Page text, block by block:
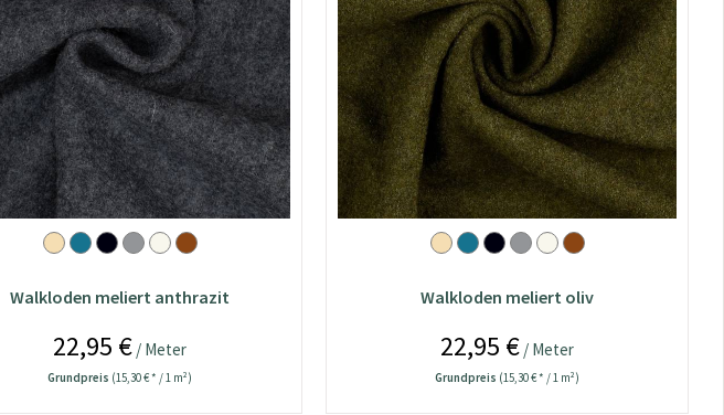
Walkloden meliert anthrazit
22,95 € / Meter
Grundpreis (15,30 € * / 1 m²)
Walkloden meliert oliv
22,95 € / Meter
Grundpreis (15,30 € * / 1 m²)